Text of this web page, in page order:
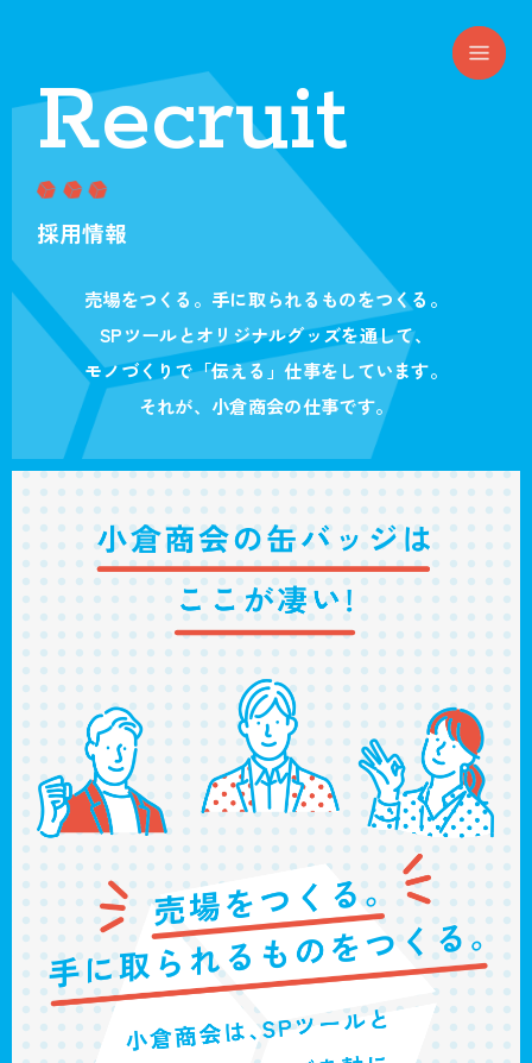
Recruit
採用情報
売場をつくる。手に取られるものをつくる。
SPツールとオリジナルグッズを通して、
モノづくりで「伝える」仕事をしています。
それが、小倉商会の仕事です。